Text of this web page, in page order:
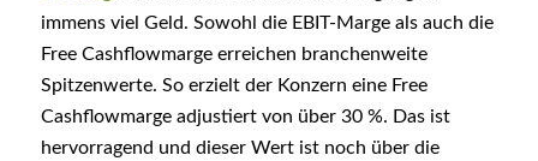
immens viel Geld. Sowohl die EBIT-Marge als auch die
Free Cashflowmarge erreichen branchenweite
Spitzenwerte. So erzielt der Konzern eine Free
Cashflowmarge adjustiert von über 30 %. Das ist
hervorragend und dieser Wert ist noch über die